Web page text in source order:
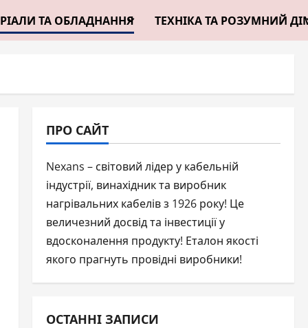
ТА ОБЛАДНАННЯ ТЕХНІКА ТА РОЗУМНИЙ
ПРО САЙТ
Nexans – світовий лідер у кабельній
індустрії, винахідник та виробник
нагрівальних кабелів з 1926 року! Це
величезний досвід та інвестиції у
вдосконалення продукту! Еталон якості
якого прагнуть провідні виробники!
ОСТАННІ ЗАПИСИ